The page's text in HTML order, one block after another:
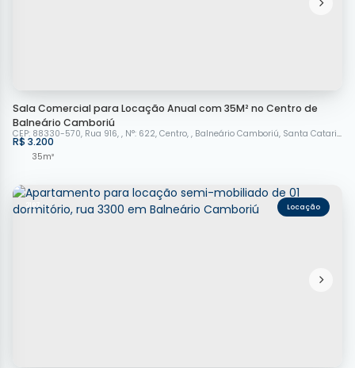
Sala Comercial para Locação Anual com 35M² no Centro de
Balneário Camboriú
R$ 3.200
CEP: 88330-570, Rua 916 , N°: 622, Centro , Balneário Camboriú, Santa Catarina
35m²
2197